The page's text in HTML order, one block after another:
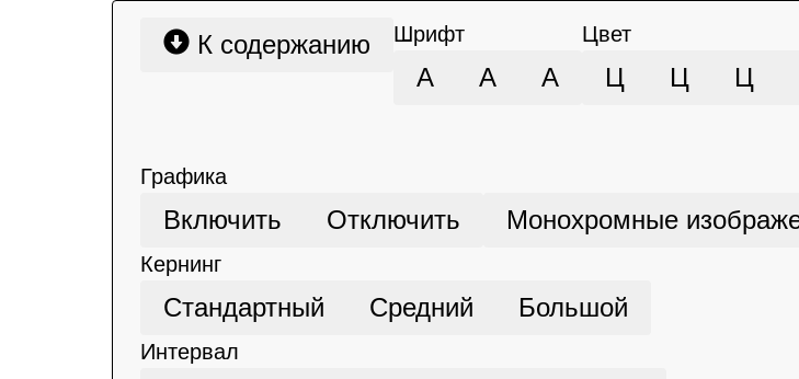
К содержанию Шрифт
А А А
Цвет
Ц Ц Ц
Графика
Включить Отключить Монохромные
Кернинг
Стандартный Средний Большой
Интервал